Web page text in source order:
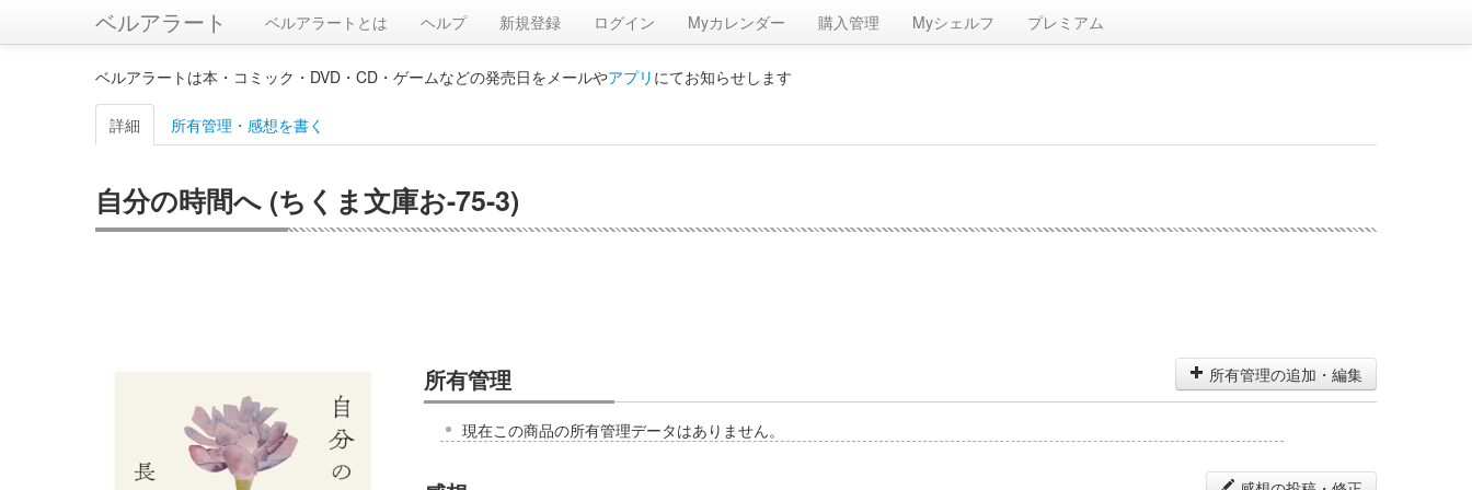
ベルアラート ベルアラートとは ヘルプ 新規登録 ログイン Myカレンダー 購入管理 Myシェルフ プレミアム
ベルアラートは本・コミック・DVD・CD・ゲームなどの発売日をメールやアプリ にてお知らせします
詳細 所有管理・感想を書く
自分の時間へ (ちくま文庫お-75-3)
所有管理 所有管理の追加・編集
現在この商品の所有管理データはありません。